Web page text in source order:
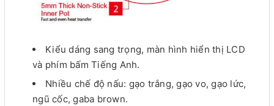
Kiểu dáng sang trọng, màn hình hiển thị LCD
và phím bấm Tiếng Anh.
Nhiều chế độ nấu: gạo trắng, gạo vo, gạo lức,
ngũ cốc, gaba brown.